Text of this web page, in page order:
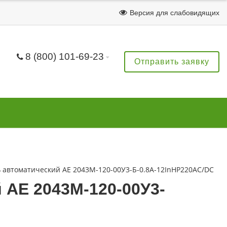
Версия для слабовидящих
8 (800) 101-69-23 Отправить заявку
АЕ 2043М-120-00У3-Б-0.8А-12InНР220AC/DC
2043М-120-00У3-